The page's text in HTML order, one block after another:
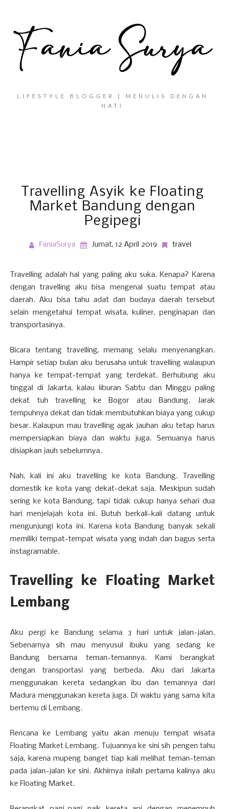
LIFESTYLE BLOGGER | MENULIS DENGAN
HATI
Travelling Asyik ke Floating
Market Bandung dengan
Pegipegi
FaniaSurya Jumat, 12 April 2019 travel
Travelling adalah hal yang paling aku suka. Kenapa? Karena
dengan travelling aku bisa mengenal suatu tempat atau
daerah. Aku bisa tahu adat dan budaya daerah tersebut
selain mengetahui tempat wisata, kuliner, penginapan dan
transportasinya.
Bicara tentang travelling, memang selalu menyenangkan.
Hampir setiap bulan aku berusaha untuk travelling walaupun
hanya ke tempat-tempat yang terdekat. Berhubung aku
tinggal di Jakarta, kalau liburan Sabtu dan Minggu paling
dekat tuh travelling ke Bogor atau Bandung. Jarak
tempuhnya dekat dan tidak membutuhkan biaya yang cukup
besar. Kalaupun mau travelling agak jauhan aku tetap harus
mempersiapkan biaya dan waktu juga. Semuanya harus
disiapkan jauh sebelumnya.
Nah, kali ini aku travelling ke kota Bandung. Travelling
domestik ke kota yang dekat-dekat saja. Meskipun sudah
sering ke kota Bandung, tapi tidak cukup hanya sehari dua
hari menjelajah kota ini. Butuh berkali-kali datang untuk
mengunjungi kota ini. Karena kota Bandung banyak sekali
memiliki tempat-tempat wisata yang indah dan bagus serta
instagramable.
Travelling ke Floating Market
Lembang
Aku pergi ke Bandung selama 3 hari untuk jalan-jalan.
Sebenarnya sih mau menyusul ibuku yang sedang ke
Bandung bersama teman-temannya. Kami berangkat
dengan transportasi yang berbeda. Aku dari Jakarta
menggunakan kereta sedangkan ibu dan temannya dari
Madura menggunakan kereta juga. Di waktu yang sama kita
bertemu di Lembang.
Rencana ke Lembang yaitu akan menuju tempat wisata
Floating Market Lembang. Tujuannya ke sini sih pengen tahu
saja, karena mupeng banget tiap kali melihat teman-teman
pada jalan-jalan ke sini. Akhirnya inilah pertama kalinya aku
ke Floating Market.